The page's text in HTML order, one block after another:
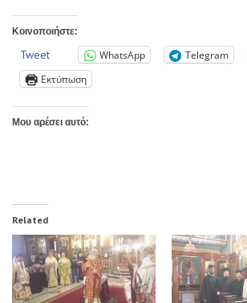
Κοινοποιήστε:
Tweet WhatsApp Telegram
Εκτύπωση
Μου αρέσει αυτό:
Related